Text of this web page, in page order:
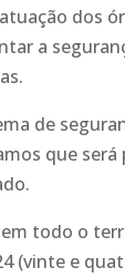
dos
a
de
que
todo o
(vinte e